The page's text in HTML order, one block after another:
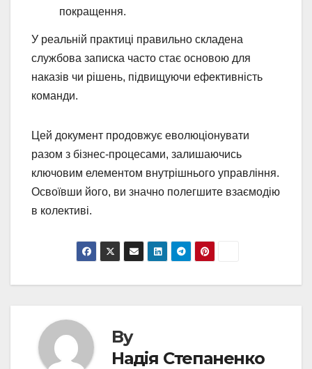
покращення.
У реальній практиці правильно складена
службова записка часто стає основою для
наказів чи рішень, підвищуючи ефективність
команди.
Цей документ продовжує еволюціонувати
разом з бізнес-процесами, залишаючись
ключовим елементом внутрішнього управління.
Освоївши його, ви значно полегшите взаємодію
в колективі.
By
Надія Степаненко